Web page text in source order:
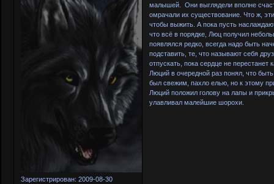
Зарегистрирован: 2009-08-30
малышей. Они выглядели вполне
омрачали их существование. Что ж,
чтобы выжить. А пока пусть
что всё в порядке, Люц получил
появлялся редко, всегда надо быть
подставить, те, что называют себя
отпускать, пока сердце не
Люций в очередной раз понял, что
был свежим, пахло елью, но к этому
Люций положил голову на лапы и
улавливал малейшие шорохи.